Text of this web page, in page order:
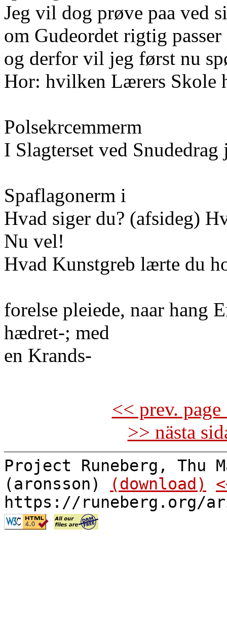
Jeg vil dog prøve paa ved
om Gudeordet rigtig
og derfor vil jeg først nu
Hor: hvilken Lærers Skole
Polsekrcemmerm
I Slagterset ved
Spaflagonerm i
Hvad siger du? (afsideg)
Nu vel!
Hvad Kunstgreb lærte du
forelse pleiede, naar hang
hædret-; med
en Krands-
<< prev.
>> nästa
Project Runeberg, Thu
(aronsson)
(download)
https://runeberg.org/